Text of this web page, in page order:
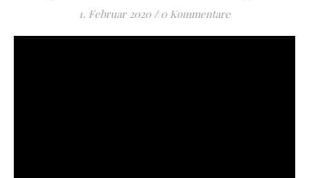
1. Februar 2020 / 0 Kommentare